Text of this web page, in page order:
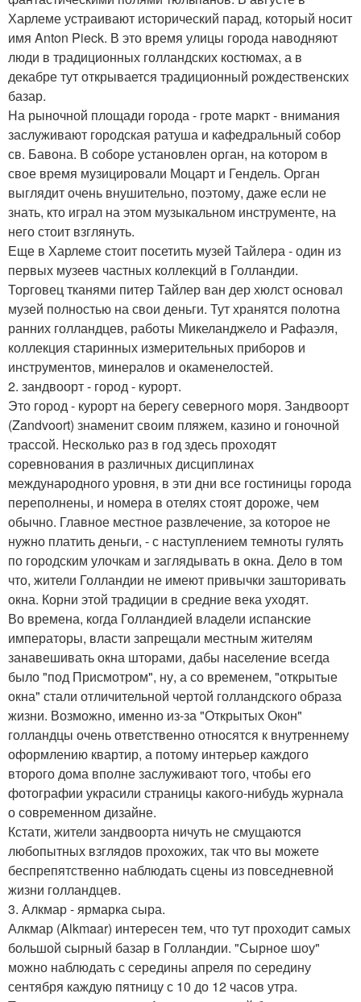
Харлеме устраивают исторический парад, который носит
имя Anton Pieck. В это время улицы города наводняют
люди в традиционных голландских костюмах, а в
декабре тут открывается традиционный рождественских
базар.
На рыночной площади города - гроте маркт - внимания
заслуживают городская ратуша и кафедральный собор
св. Бавона. В соборе установлен орган, на котором в
свое время музицировали Моцарт и Гендель. Орган
выглядит очень внушительно, поэтому, даже если не
знать, кто играл на этом музыкальном инструменте, на
него стоит взглянуть.
Еще в Харлеме стоит посетить музей Тайлера - один из
первых музеев частных коллекций в Голландии.
Торговец тканями питер Тайлер ван дер хюлст основал
музей полностью на свои деньги. Тут хранятся полотна
ранних голландцев, работы Микеланджело и Рафаэля,
коллекция старинных измерительных приборов и
инструментов, минералов и окаменелостей.
2. зандвоорт - город - курорт.
Это город - курорт на берегу северного моря. Зандвоорт
(Zandvoort) знаменит своим пляжем, казино и гоночной
трассой. Несколько раз в год здесь проходят
соревнования в различных дисциплинах
международного уровня, в эти дни все гостиницы города
переполнены, и номера в отелях стоят дороже, чем
обычно. Главное местное развлечение, за которое не
нужно платить деньги, - с наступлением темноты гулять
по городским улочкам и заглядывать в окна. Дело в том
что, жители Голландии не имеют привычки зашторивать
окна. Корни этой традиции в средние века уходят.
Во времена, когда Голландией владели испанские
императоры, власти запрещали местным жителям
занавешивать окна шторами, дабы население всегда
было "под Присмотром", ну, а со временем, "открытые
окна" стали отличительной чертой голландского образа
жизни. Возможно, именно из-за "Открытых Окон"
голландцы очень ответственно относятся к внутреннему
оформлению квартир, а потому интерьер каждого
второго дома вполне заслуживают того, чтобы его
фотографии украсили страницы какого-нибудь журнала
о современном дизайне.
Кстати, жители зандвоорта ничуть не смущаются
любопытных взглядов прохожих, так что вы можете
беспрепятственно наблюдать сцены из повседневной
жизни голландцев.
3. Алкмар - ярмарка сыра.
Алкмар (Alkmaar) интересен тем, что тут проходит самых
большой сырный базар в Голландии. "Сырное шоу"
можно наблюдать с середины апреля по середину
сентября каждую пятницу с 10 до 12 часов утра.